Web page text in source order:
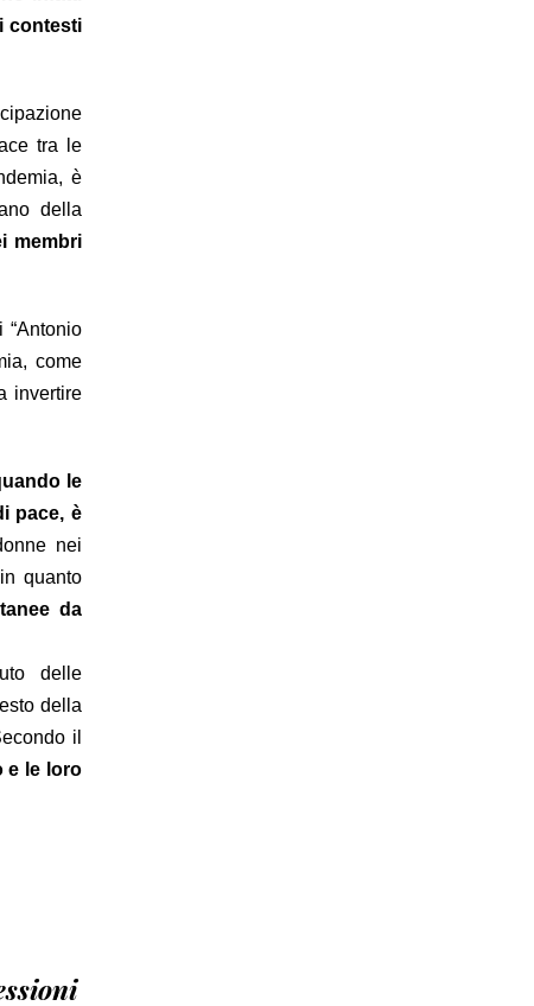
contesti
tra le
è
della
membri
“Antonio
come
invertire
le
pace, è
nei
quanto
da
delle
della
il
e le loro